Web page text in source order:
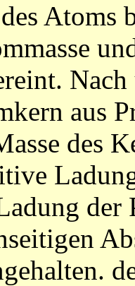
Atoms
Nach
aus
des
der